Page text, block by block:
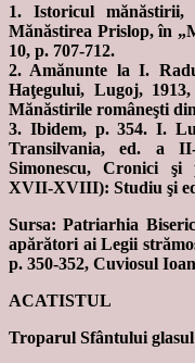
1. Istoricul
Mănăstirea Prislop, în
10, p. 707-712.
2. Amănunte la I.
Haţegului, Lugoj,
Mănăstirile româneşti
3. Ibidem, p. 354. I.
Transilvania, ed. a
Simonescu, Cronici şi
XVII-XVIII): Studiu şi
Sursa: Patriarhia
apărători ai Legii
p. 350-352, Cuviosul
ACATISTUL
Troparul Sfântului